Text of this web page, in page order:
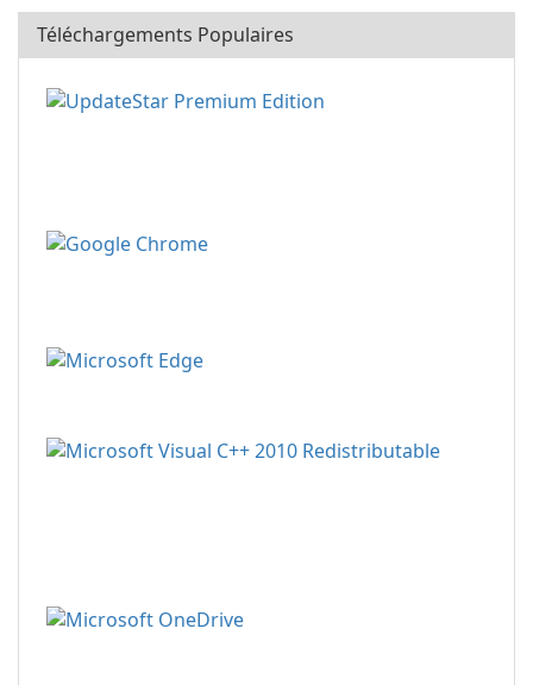
Téléchargements Populaires